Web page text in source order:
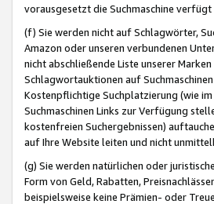
vorausgesetzt die Suchmaschine
(f) Sie werden nicht auf Schlagwörter,
Amazon oder unseren verbundenen
nicht abschließende Liste unserer
Schlagwortauktionen auf
Kostenpflichtige Suchplatzierung (wie im
Suchmaschinen Links zur Verfügung
kostenfreien Suchergebnissen)
auf Ihre Website leiten und nicht
(g) Sie werden natürlichen oder
Form von Geld, Rabatten,
beispielsweise keine Prämien- oder